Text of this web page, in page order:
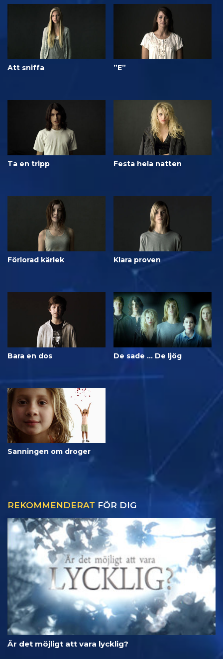
Att sniffa ”E”
Ta en tripp Festa hela natten
Förlorad kärlek Klara proven
Bara en dos De sade ... De ljög
Sanningen om droger
REKOMMENDERAT FÖR DIG
Är det möjligt att vara lycklig?